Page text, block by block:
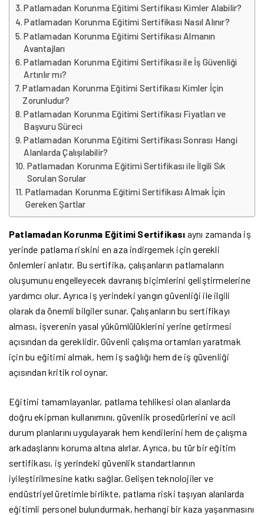
Patlamadan Korunma Eğitimi Sertifikası Kimler Alabilir?
Patlamadan Korunma Eğitimi Sertifikası Nasıl Alınır?
Patlamadan Korunma Eğitimi Sertifikası Almanın
Avantajları
Patlamadan Korunma Eğitimi Sertifikası ile İş Güvenliği
Artırılır mı?
Patlamadan Korunma Eğitimi Sertifikası Kimler İçin
Zorunludur?
Patlamadan Korunma Eğitimi Sertifikası Fiyatları ve
Başvuru Süreci
Patlamadan Korunma Eğitimi Sertifikası Sonrası Hangi
Alanlarda Çalışılabilir?
Patlamadan Korunma Eğitimi Sertifikası ile İlgili Sık
Sorulan Sorular
Patlamadan Korunma Eğitimi Sertifikası Almak İçin
Gereken Şartlar
Patlamadan Korunma Eğitimi Sertifikası aynı zamanda iş
yerinde patlama riskini en aza indirgemek için gerekli
önlemleri anlatır. Bu sertifika, çalışanların patlamaların
oluşumunu engelleyecek davranış biçimlerini geliştirmelerine
yardımcı olur. Ayrıca iş yerindeki yangın güvenliği ile ilgili
olarak da önemli bilgiler sunar. Çalışanların bu sertifikayı
alması, işverenin yasal yükümlülüklerini yerine getirmesi
açısından da gereklidir. Güvenli çalışma ortamları yaratmak
için bu eğitimi almak, hem iş sağlığı hem de iş güvenliği
açısından kritik rol oynar.
Eğitimi tamamlayanlar, patlama tehlikesi olan alanlarda
doğru ekipman kullanımını, güvenlik prosedürlerini ve acil
durum planlarını uygulayarak hem kendilerini hem de çalışma
arkadaşlarını koruma altına alırlar. Ayrıca, bu tür bir eğitim
sertifikası, iş yerindeki güvenlik standartlarının
iyileştirilmesine katkı sağlar. Gelişen teknolojiler ve
endüstriyel üretimle birlikte, patlama riski taşıyan alanlarda
eğitimli personel bulundurmak, herhangi bir kaza yaşanmasını